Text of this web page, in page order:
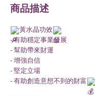
商品描述
黃水晶功效
- 有助穩定事業發展
- 幫助帶來財運
- 增強自信
- 堅定立場
- 有助創造意想不到的財富